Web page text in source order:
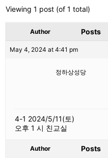
Viewing 1 post (of 1 total)
Author Posts
May 4, 2024 at 4:41 pm
정하상성당
4-1 2024/5/11(토)
오후 1 시 친교실
Author Posts